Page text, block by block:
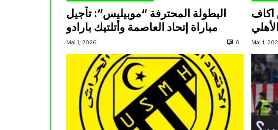
البطولة المحترفة “موبيليس”: تأجيل
مباراة إتحاد العاصمة وأتلتيك بارادو
Mai 1, 2026 0
اكاف
Mai 1,